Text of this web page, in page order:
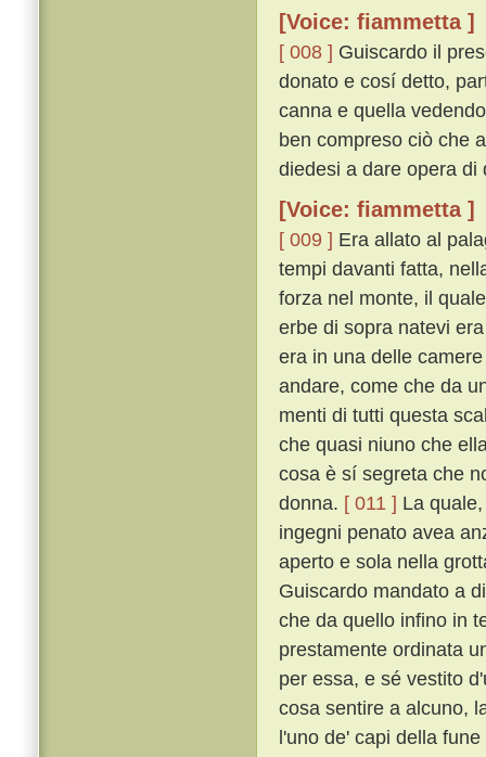
[Voice: fiammetta ]
[ 008 ] Guiscardo il
donato e cosí detto,
canna e quella
ben compreso ciò che
diedesi a dare opera di
[Voice: fiammetta ]
[ 009 ] Era allato al
tempi davanti fatta,
forza nel monte, il
erbe di sopra natevi
era in una delle
andare, come che da
menti di tutti questa
che quasi niuno che
cosa è sí segreta che
donna. [ 011 ] La
ingegni penato avea
aperto e sola nella
Guiscardo mandato a
che da quello infino in
prestamente ordinata
per essa, e sé vestito
cosa sentire a alcuno,
l'uno de' capi della